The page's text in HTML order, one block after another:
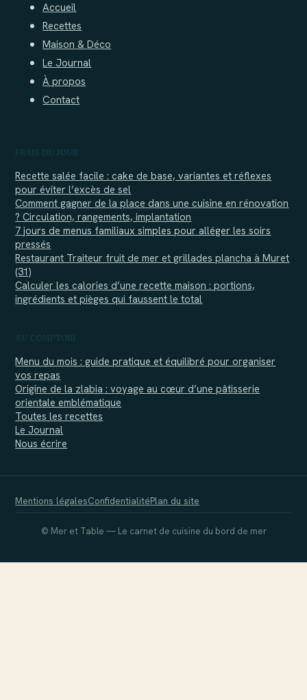
Accueil
Recettes
Maison & Déco
Le Journal
À propos
Contact
Recette salée facile : cake de base, variantes et réflexes
pour éviter l’excès de sel
Comment gagner de la place dans une cuisine en rénovation
? Circulation, rangements, implantation
7 jours de menus familiaux simples pour alléger les soirs
pressés
Restaurant Traiteur fruit de mer et grillades plancha à Muret
(31)
Calculer les calories d’une recette maison : portions,
ingrédients et pièges qui faussent le total
Menu du mois : guide pratique et équilibré pour organiser
vos repas
Origine de la zlabia : voyage au cœur d’une pâtisserie
orientale emblématique
Toutes les recettes
Le Journal
Nous écrire
Mentions légalesConfidentialitéPlan du site
© Mer et Table — Le carnet de cuisine du bord de mer